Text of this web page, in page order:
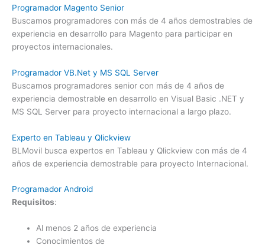
Programador Magento Senior
Buscamos programadores con más de 4 años demostrables de
experiencia en desarrollo para Magento para participar en
proyectos internacionales.
Programador VB.Net y MS SQL Server
Buscamos programadores senior con más de 4 años de
experiencia demostrable en desarrollo en Visual Basic .NET y
MS SQL Server para proyecto internacional a largo plazo.
Experto en Tableau y Qlickview
BLMovil busca expertos en Tableau y Qlickview con más de 4
años de experiencia demostrable para proyecto Internacional.
Programador Android
Requisitos:
Al menos 2 años de experiencia
Conocimientos de